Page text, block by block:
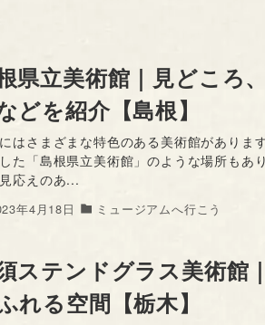
県立美術館｜見どころ
どを紹介【島根】
はさまざまな特色のある美術館がありま
た「島根県立美術館」のような場所もあ
応えのあ...
年4月18日 ミュージアムへ行こう
ステンドグラス美術館
れる空間【栃木】